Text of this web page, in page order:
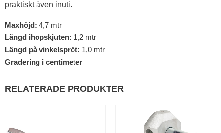
praktiskt även inuti.
Maxhöjd: 4,7 mtr
Längd ihopskjuten: 1,2 mtr
Längd på vinkelspröt: 1,0 mtr
Gradering i centimeter
RELATERADE PRODUKTER